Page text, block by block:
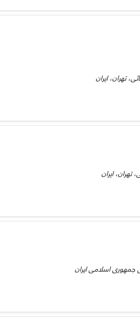
تهران، ایران
تهران، ایران
جمهوری اسلامی ایران